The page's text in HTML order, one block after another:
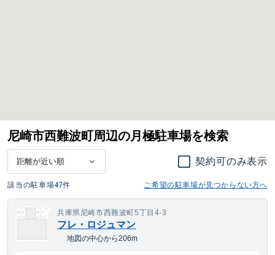
尼崎市西難波町周辺の月極駐車場を検索
契約可のみ表示
該当の駐車場47件 ご希望の駐車場が見つからない方へ
兵庫県尼崎市西難波町5丁目4-3
フレ・ロジュマン
地図の中心から206m